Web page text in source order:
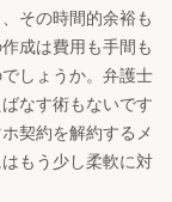
その時間的余裕も
成は費用も手間も
しょうか。弁護士
なす術もないです
契約を解約するメ
もう少し柔軟に対